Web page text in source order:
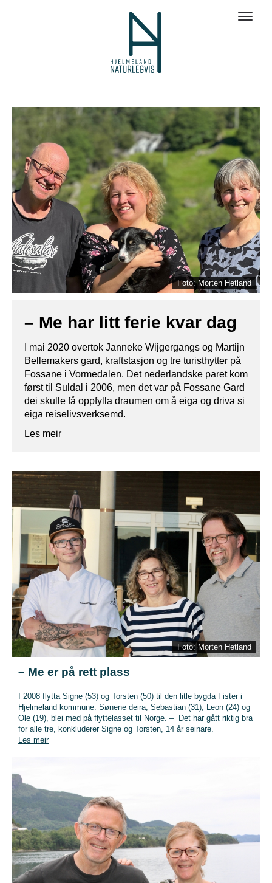
Foto: Morten Hetland
– Me har litt ferie kvar dag
I mai 2020 overtok Janneke Wijgergangs og Martijn
Bellemakers gard, kraftstasjon og tre turisthytter på
Fossane i Vormedalen. Det nederlandske paret kom
først til Suldal i 2006, men det var på Fossane Gard
dei skulle få oppfylla draumen om å eiga og driva si
eiga reiselivsverksemd.
Les meir
Foto: Morten Hetland
– Me er på rett plass
I 2008 flytta Signe (53) og Torsten (50) til den litle bygda Fister i
Hjelmeland kommune. Sønene deira, Sebastian (31), Leon (24) og
Ole (19), blei med på flyttelasset til Norge. – Det har gått riktig bra
for alle tre, konkluderer Signe og Torsten, 14 år seinare.
Les meir